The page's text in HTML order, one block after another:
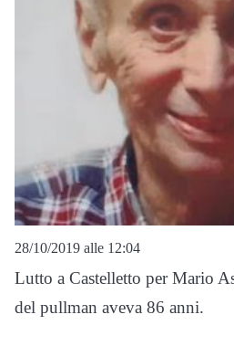
28/10/2019 alle 12:04
Lutto a Castelletto per Mario
del pullman aveva 86 anni.